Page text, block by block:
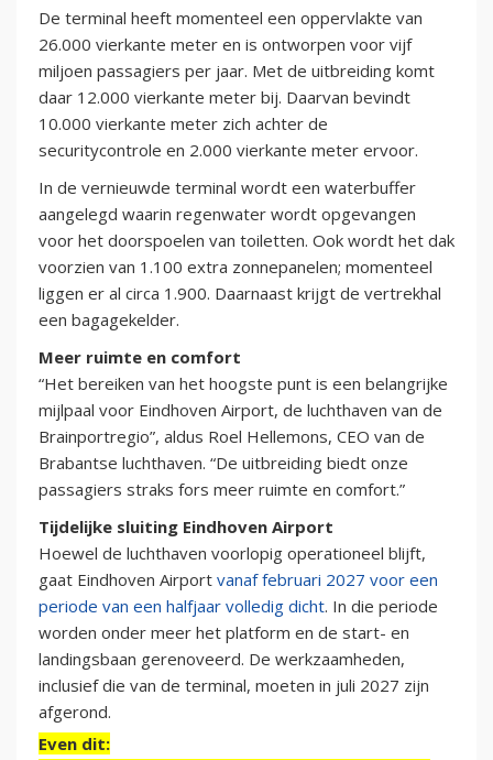
De terminal heeft momenteel een oppervlakte van
26.000 vierkante meter en is ontworpen voor vijf
miljoen passagiers per jaar. Met de uitbreiding komt
daar 12.000 vierkante meter bij. Daarvan bevindt
10.000 vierkante meter zich achter de
securitycontrole en 2.000 vierkante meter ervoor.
In de vernieuwde terminal wordt een waterbuffer
aangelegd waarin regenwater wordt opgevangen
voor het doorspoelen van toiletten. Ook wordt het dak
voorzien van 1.100 extra zonnepanelen; momenteel
liggen er al circa 1.900. Daarnaast krijgt de vertrekhal
een bagagekelder.
Meer ruimte en comfort
“Het bereiken van het hoogste punt is een belangrijke
mijlpaal voor Eindhoven Airport, de luchthaven van de
Brainportregio”, aldus Roel Hellemons, CEO van de
Brabantse luchthaven. “De uitbreiding biedt onze
passagiers straks fors meer ruimte en comfort.”
Tijdelijke sluiting Eindhoven Airport
Hoewel de luchthaven voorlopig operationeel blijft,
gaat Eindhoven Airport vanaf februari 2027 voor een
periode van een halfjaar volledig dicht. In die periode
worden onder meer het platform en de start- en
landingsbaan gerenoveerd. De werkzaamheden,
inclusief die van de terminal, moeten in juli 2027 zijn
afgerond.
Even dit: